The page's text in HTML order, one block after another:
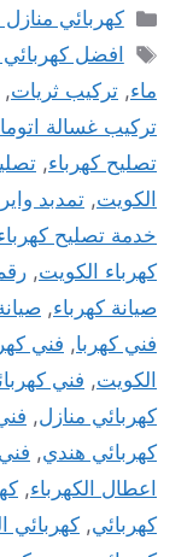
التصنيفات
كهربائي
الوسوم
افضل كهربائي
ماء, تركيب ثريات,
تركيب غسالة
تصليح كهرباء,
الكويت, تمدبد
خدمة تصليح
كهرباء الكويت,
صيانة كهرباء,
فني كهربا, فني
الكويت, فني
كهربائي منازل,
كهربائي هندي,
اعطال الكهرباء,
كهربائي, كهربائي